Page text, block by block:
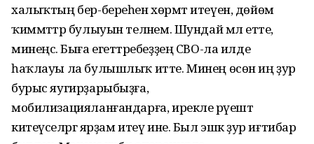
халыҡтың бер-береһен хөрмәт итеүен, дөйөм
ҡиммәттәр булыуын теләнем. Шундай мәл етте,
минеңсә. Быға егеттәребеҙҙең СВО-ла илде
һаҡлауы ла булышлыҡ итте. Минең өсөн иң ҙур
бурыс яугирҙарыбыҙға,
мобилизацияланғандарға, ирекле рәүештә
китеүселәргә ярҙам итеү ине. Был эшкә ҙур иғтибар